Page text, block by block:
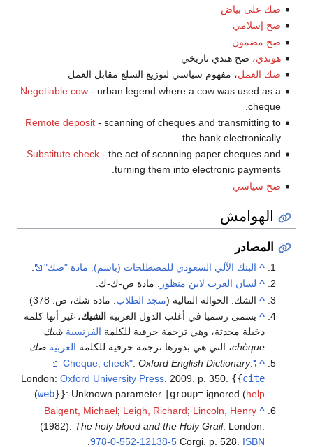
صك على بياض
صح إسلامي
صح مضمون
هوندي، صح هندي تاريخي
صك العمل، مفهوم سياسي لتوزيع السلع مقابل العمل
Negotiable cow- urban legend where a cow was used as a
cheque.
Remote deposit- scanning of cheques and transmitting to
the bank electronically.
Substitute check- the act of scanning paper cheques and
turning them into electronic payments.
صح سياسي
الهوامش
المصادر
البنك الآلي السعودي للمصطلحات (باسم). مادة "صك"
.
لسان العرب لابن منظور. مادة ص-ك-ك.
الشك: الحوالة المالية ( منجد الطلاب . مادة شك، ص. 378)
يسمى رسميا في أغلب الدول العربية الشيك، غير أنها كلمة
دخيلة محدثة، وهي ترجمة حرفية للكلمة الفرنسية شيك
chèque، التي هي بدورها ترجمة حرفية للكلمة العربية صك
. Oxford English Dictionary
London: Oxford University Press . 2009. p. 350. {{
web}}:Unknown parameter|group=ignored (
)
Baigent, Michael ;Leigh, Richard; Lincoln, Henry
(1982).The holy blood and the Holy Grail. London:
Corgi. p. 528.
978-0-552-12138-5
.